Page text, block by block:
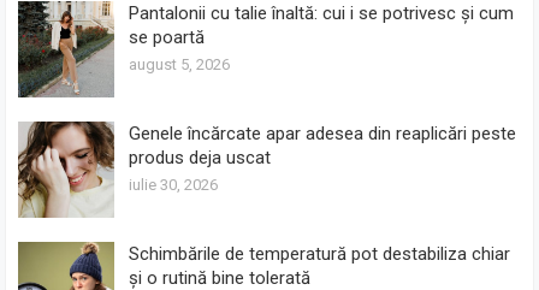
Pantalonii cu talie înaltă: cui i se potrivesc și cum
se poartă
august 5, 2026
Genele încărcate apar adesea din reaplicări peste
produs deja uscat
iulie 30, 2026
Schimbările de temperatură pot destabiliza chiar
și o rutină bine tolerată